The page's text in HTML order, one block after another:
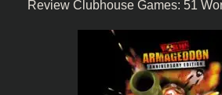
Review Clubhouse Games: 51